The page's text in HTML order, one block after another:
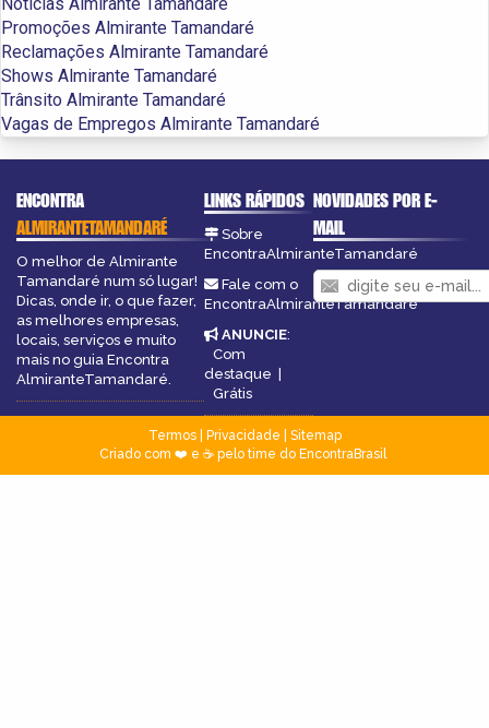
Promoções Almirante Tamandaré
Reclamações Almirante Tamandaré
Shows Almirante Tamandaré
Trânsito Almirante Tamandaré
Vagas de Empregos Almirante Tamandaré
ENCONTRA
ALMIRANTETAMANDARÉ
O melhor de Almirante
Tamandaré num só lugar!
Dicas, onde ir, o que fazer,
as melhores empresas,
locais, serviços e muito
mais no guia Encontra
AlmiranteTamandaré.
LINKS RÁPIDOS
Sobre
EncontraAlmiranteTamandaré
Fale com o
EncontraAlmiranteTamandaré
ANUNCIE:
Com
destaque |
Grátis
NOVIDADES POR E-
MAIL
Termos| Privacidade
Sitemap
Criado com ❤️ e ☕ pelo time do EncontraBrasil